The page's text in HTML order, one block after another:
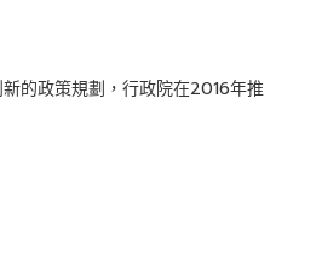
的政策規劃，行政院在2016年推